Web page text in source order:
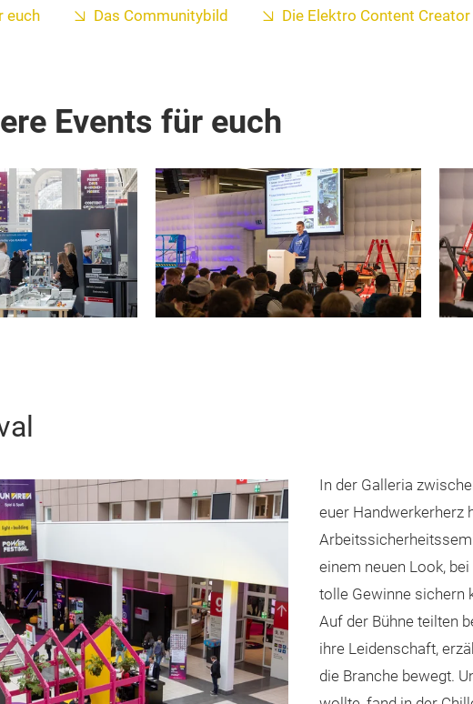
euch Das Communitybild Die Elektro Content Creator
Events für euch
In der Galleria
euer Handwerkerherz
einem neuen Look,
tolle Gewinne sichern
Auf der Bühne teilten
ihre Leidenschaft,
die Branche bewegt.